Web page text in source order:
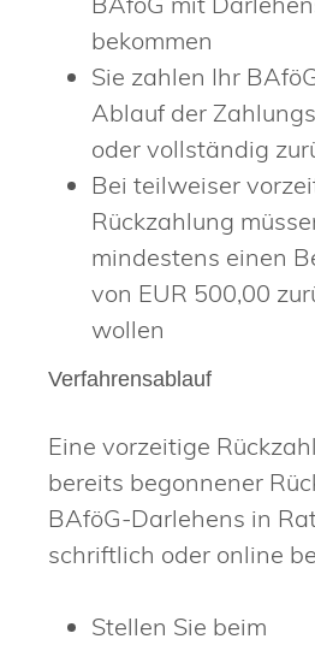
bekommen
Sie zahlen Ihr
Ablauf der
oder vollständig
Bei teilweiser
Rückzahlung
mindestens einen
von EUR 500,00
wollen
Verfahrensablauf
Eine vorzeitige
bereits begonnener
BAföG-Darlehens in
schriftlich oder online
Stellen Sie beim